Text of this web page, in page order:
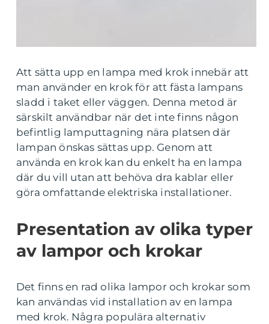
Att sätta upp en lampa med krok innebär att
man använder en krok för att fästa lampans
sladd i taket eller väggen. Denna metod är
särskilt användbar när det inte finns någon
befintlig lamputtagning nära platsen där
lampan önskas sättas upp. Genom att
använda en krok kan du enkelt ha en lampa
där du vill utan att behöva dra kablar eller
göra omfattande elektriska installationer.
Presentation av olika typer
av lampor och krokar
Det finns en rad olika lampor och krokar som
kan användas vid installation av en lampa
med krok. Några populära alternativ